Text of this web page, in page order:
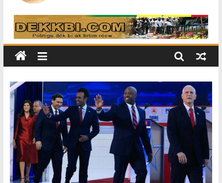
Disney s’associe à TikTok pour tirer
davantage profit de ses univers
légendaires
France – Algérie: l’affaire Mehdi
policière contre le narcotrafic